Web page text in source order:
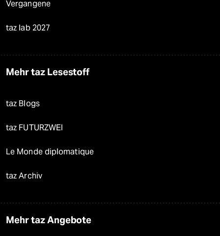
Vergangene
taz lab 2027
Mehr taz Lesestoff
taz Blogs
taz FUTURZWEI
Le Monde diplomatique
taz Archiv
Mehr taz Angebote